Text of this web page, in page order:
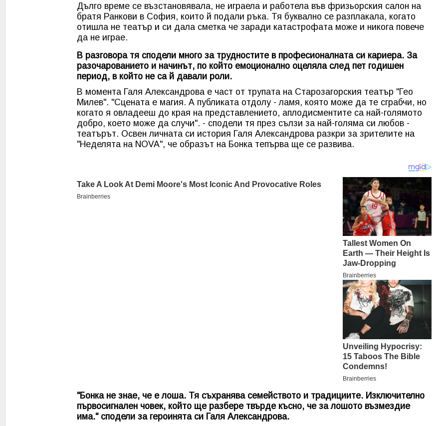
Дълго време се възстановявала, не играела и работела във фризьорския салон на
братя Ранкови в София, които й подали ръка. Тя буквално се разплакала, когато
отишла не театър и си дала сметка че заради катастрофата може и никога повече
да не играе.
В разговора тя сподели много за трудностите в професионалната си кариера. За
разочарованието и начинът, по който емоционално оцеляла след пет годишен
период, в който не са й давали роли.
В момента Галя Александрова е част от трупата на Старозагорския театър "Гео
Милев". "Сцената е магия. А публиката отдолу - ламя, която може да те сграбчи, но
когато я овладееш до края на представлението, аплодисментите са най-голямото
добро, което може да случи". - сподели тя през сълзи за най-голяма си любов -
театърът. Освен личната си история Галя Александрова разкри за зрителите на
"Неделята на NOVA", че образът на Бонка тепърва ще се развива.
"Бонка не знае, че е лоша. Тя съхранява семейството и традициите. Изключително
първосигнален човек, който ще разбере твърде късно, че за лошото възмездие
има." сподели за героинята си Галя Александрова.